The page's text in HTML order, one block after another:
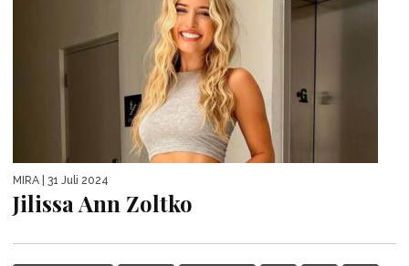
MIRA | 31 Juli 2024
Jilissa Ann Zoltko